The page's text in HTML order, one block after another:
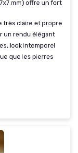
mm) offre un fort
très claire et propre
un rendu élégant
look intemporel
que les pierres